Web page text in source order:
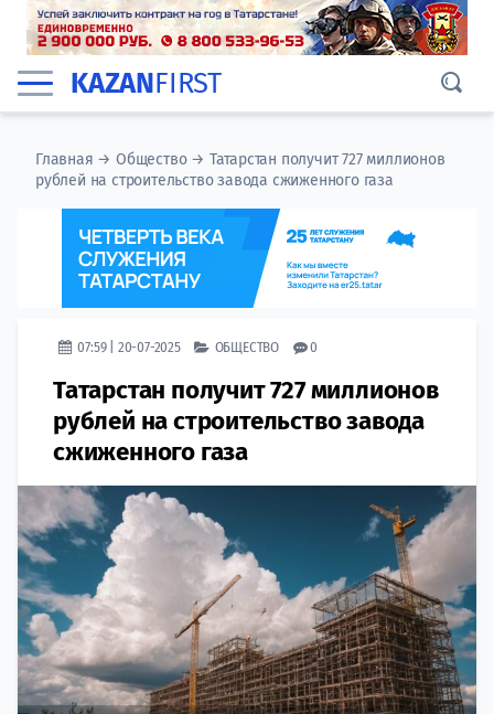
KAZANFIRST
Главная →Общество→ Татарстан получит 727 миллионов
рублей на строительство завода сжиженного газа
07:59 | 20-07-2025 ОБЩЕСТВО 0
Татарстан получит 727 миллионов
рублей на строительство завода
сжиженного газа